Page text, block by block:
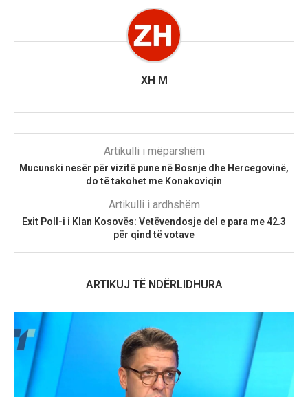
XH M
Artikulli i mëparshëm
Mucunski nesër për vizitë pune në Bosnje dhe Hercegovinë,
do të takohet me Konakoviqin
Artikulli i ardhshëm
Exit Poll-i i Klan Kosovës: Vetëvendosje del e para me 42.3
për qind të votave
ARTIKUJ TË NDËRLIDHURA